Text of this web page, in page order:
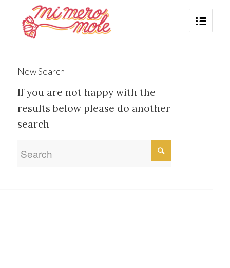
New Search
If you are not happy with the
results below please do another
search